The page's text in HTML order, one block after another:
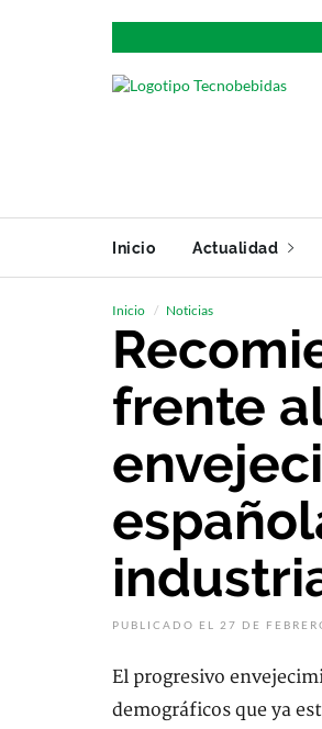
Inicio Actualidad
Inicio Noticias
frente
PUBLICADO EL 27 DE
El progresivo
demográficos que ya